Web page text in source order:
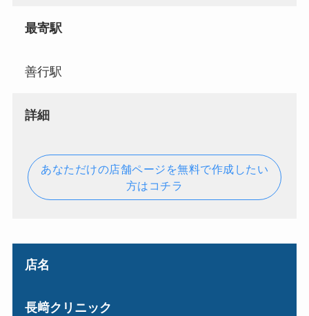
最寄駅
善行駅
詳細
あなただけの店舗ページを無料で作成したい
方はコチラ
店名
長﨑クリニック